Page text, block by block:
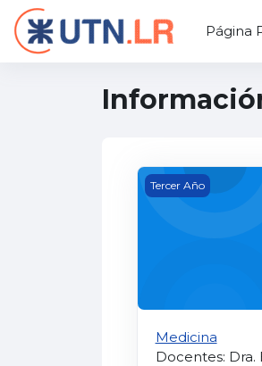
Salta al contenido principal
Página
Medicina
Tercer Año
Medicina
Docentes: Dra.